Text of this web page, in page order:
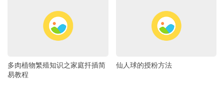
多肉植物繁殖知识之家庭扦插简
易教程
仙人球的授粉方法